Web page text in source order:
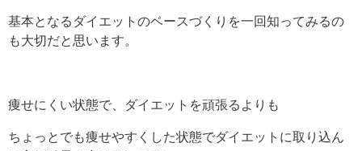
基本となるダイエットのベースづくりを一回知ってみるの
も大切だと思います。
痩せにくい状態で、ダイエットを頑張るよりも
ちょっとでも痩せやすくした状態でダイエットに取り込ん